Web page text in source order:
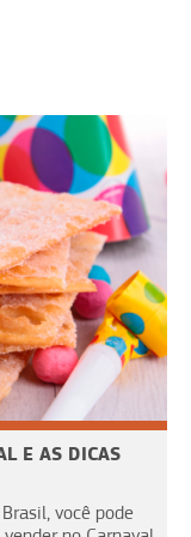
E AS DICAS
você pode